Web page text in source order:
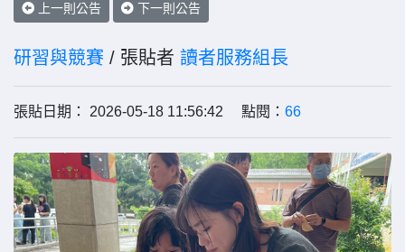
上一則公告 下一則公告
研習與競賽 / 張貼者 讀者服務組長
張貼日期： 2026-05-18 11:56:42 點閱： 66